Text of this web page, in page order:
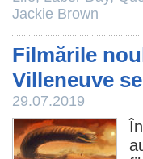
Jackie Brown
Filmările
Villeneuve
29.07.2019